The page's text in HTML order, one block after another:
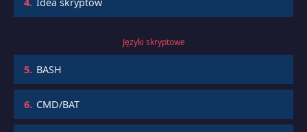
Języki skryptowe
5. BASH
6. CMD/BAT